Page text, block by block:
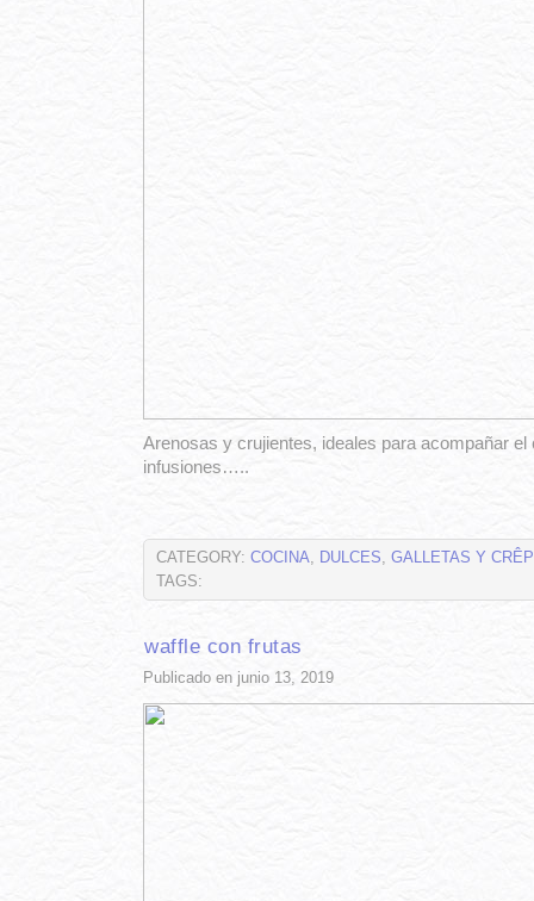
Arenosas y crujientes, ideales para acompañar el
infusiones…..
CATEGORY: COCINA, DULCES, GALLETAS Y
TAGS:
waffle con frutas
Publicado en junio 13, 2019